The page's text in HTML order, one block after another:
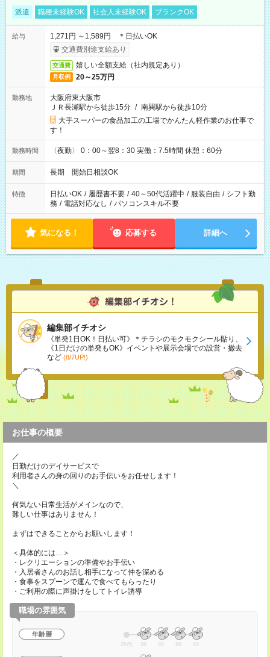
派遣 職種未経験OK 社会人未経験OK ブランクOK
給与
1,271円 ～1,589円 ＊日払いOK
交通費別途支給あり
交通費 嬉しい全額支給（社内規定あり）
月収例 20～25万円
勤務地
大阪府東大阪市
ＪＲ長瀬駅から徒歩15分 / 南巽駅から徒歩10分
大手スーパーの食品加工の工場でかんたん軽作業のお仕事で
す！
勤務時間 〈夜勤〉 0：00～翌8：30 実働：7.5時間 休憩：60分
期間 長期 開始日相談OK
特徴 日払いOK / 履歴書不要 / 40～50代活躍中 / 服装自由 / シフト勤
務 / 電話対応なし / パソコンスキル不要
気になる！ 応募する 詳細へ
編集部イチオシ
《単発1日OK！日払い可》＊チラシのモクモクシール貼り、
《1日だけの単発もOK》イベントや展示会場での設営・撤去
など (8/7UP!)
お仕事の概要
／
日勤だけのデイサービスで
利用者さんの身の回りのお手伝いをお任せします！
＼
何気ない日常生活がメインなので、
難しい仕事はありません！
まずはできることからお願いします！
＜具体的には…＞
・レクリエーションの準備やお手伝い
・入居者さんのお話し相手になって仲を深める
・食事をスプーンで運んで食べてもらったり
・ご利用の際に声掛けをしてトイレ誘導
職場の雰囲気
年齢層
20代 30 40 50 60